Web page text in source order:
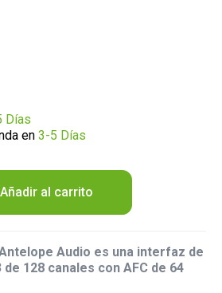
Días
en3-5 Días
Añadir al carrito
Audio es una interfaz de
128 canales con AFC de 64